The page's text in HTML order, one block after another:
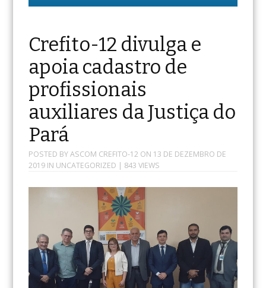
Crefito-12 divulga e
apoia cadastro de
profissionais
auxiliares da Justiça do
Pará
POSTED BYASCOM CREFITO-12 ON 13 DE DEZEMBRO DE
2019IN UNCATEGORIZED | 843 VIEWS